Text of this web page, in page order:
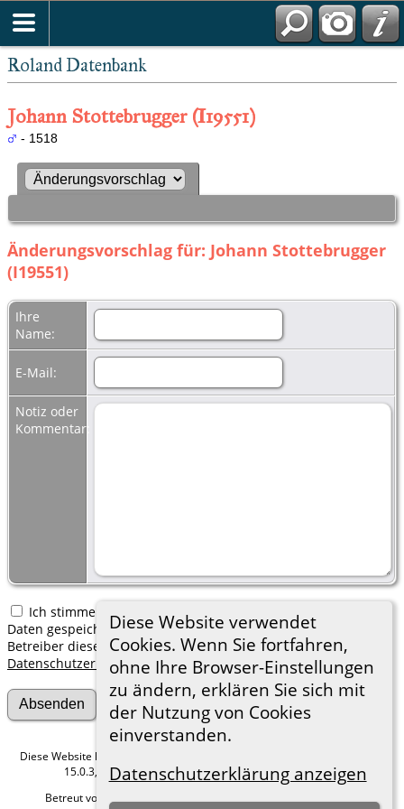
Roland Datenbank
Diese Website verwendet
Cookies. Wenn Sie fortfahren,
ohne Ihre Browser-Einstellungen
zu ändern, erklären Sie sich mit
der Nutzung von Cookies
einverstanden.
Datenschutzerklärung anzeigen
Johann Stottebrugger (I19551)
- 1518
Änderungsvorschlag für: Johann Stottebrugger
(I19551)
Ihre
Name:
E-Mail:
Notiz oder
Kommentar:
Ich stimme zu, dass meine hier erfassten persönlichen
Daten gespeichert werden. Ich verstehe, dass ich jederzeit den
Betreiber dieser Website bitten kann, diese Daten zu löschen.
Datenschutzerklärung
Diese Website läuft mit
15.0.3, programmiert von Darrin Lythgoe © 2001-2026.
Betreut von